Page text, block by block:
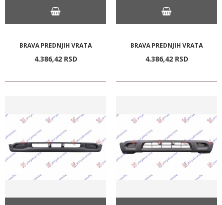
BRAVA PREDNJIH VRATA
4.386,42 RSD
BRAVA PREDNJIH VRATA
4.386,42 RSD